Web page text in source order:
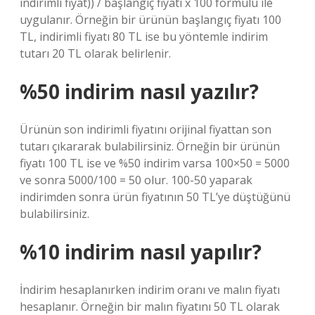
uygulanır. Örneğin bir ürünün başlangıç ​​fiyatı 100
TL, indirimli fiyatı 80 TL ise bu yöntemle indirim
tutarı 20 TL olarak belirlenir.
%50 indirim nasıl yazılır?
Ürünün son indirimli fiyatını orijinal fiyattan son
tutarı çıkararak bulabilirsiniz. Örneğin bir ürünün
fiyatı 100 TL ise ve %50 indirim varsa 100×50 = 5000
ve sonra 5000/100 = 50 olur. 100-50 yaparak
indirimden sonra ürün fiyatının 50 TL’ye düştüğünü
bulabilirsiniz.
%10 indirim nasıl yapılır?
İndirim hesaplanırken indirim oranı ve malın fiyatı
hesaplanır. Örneğin bir malın fiyatını 50 TL olarak